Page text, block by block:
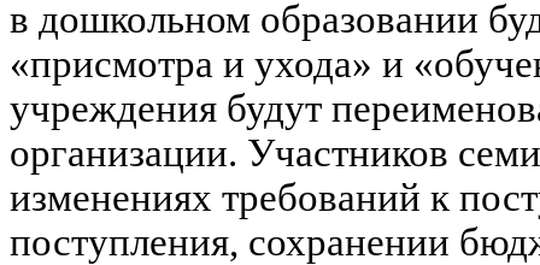
в дошкольном образовании
«присмотра и ухода» и
учреждения будут
организации. Участников
изменениях требований к
поступления, сохранении